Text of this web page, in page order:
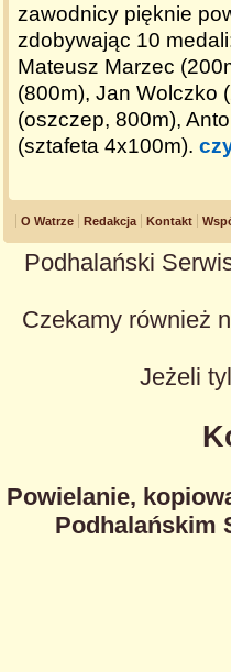
zawodnicy pięknie
zdobywając 10
Mateusz Marzec
(800m), Jan Wolczko
(oszczep, 800m),
(sztafeta 4x100m).
O Watrze Redakcja Kontakt
Podhalański
Czekamy również
Jeżeli
Powielanie,
Podhalańskim